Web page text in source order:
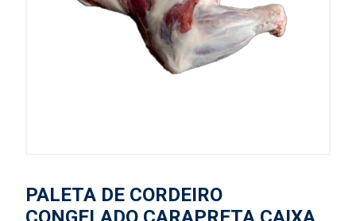
PALETA DE CORDEIRO